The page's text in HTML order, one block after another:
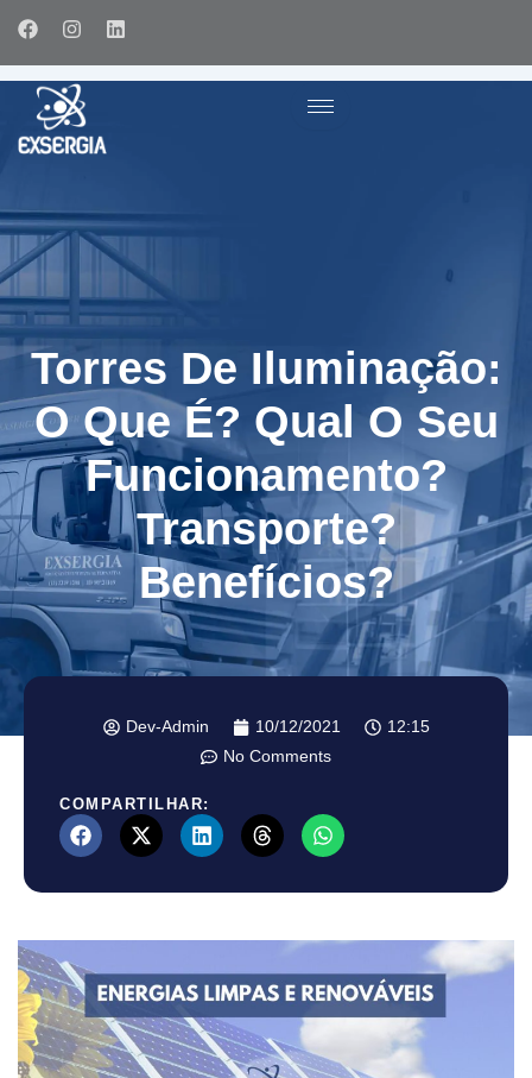
para
o
conteúdo
F
a
c
e
o
I
s
t
a
g
r
L
n
k
Torres De Iluminação:
O Que É? Qual O Seu
Funcionamento?
Transporte?
Benefícios?
Dev-Admin 10/12/2021
12:15
No Comments
COMPARTILHAR: